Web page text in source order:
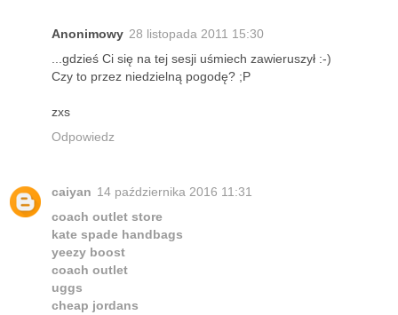
Anonimowy 28 listopada 2011 15:30
...gdzieś Ci się na tej sesji uśmiech zawieruszył :-)
Czy to przez niedzielną pogodę? ;P
zxs
Odpowiedz
caiyan 14 października 2016 11:31
coach outlet store
kate spade handbags
yeezy boost
coach outlet
uggs
cheap jordans